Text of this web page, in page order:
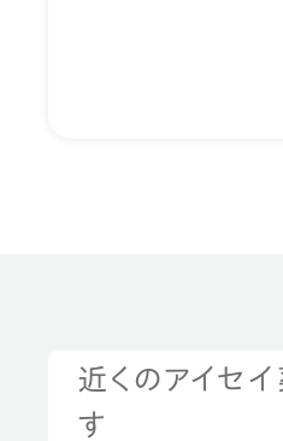
近くのアイセ
す